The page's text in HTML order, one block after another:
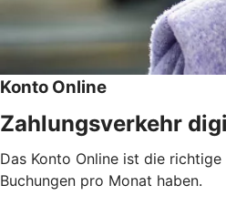
Konto Online
Zahlungsverkehr
Das Konto Online ist die
Buchungen pro Monat haben.